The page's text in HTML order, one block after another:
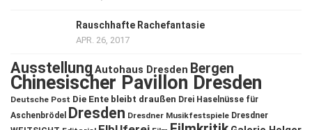
Rauschhafte Rachefantasie
APR. 26, 2017
Ausstellung Autohaus Dresden Bergen
Chinesischer Pavillon Dresden
Deutsche Post Die Ente bleibt draußen Drei Haselnüsse für
Aschenbrödel
Dresden Dresdner Musikfestspiele Dresdner